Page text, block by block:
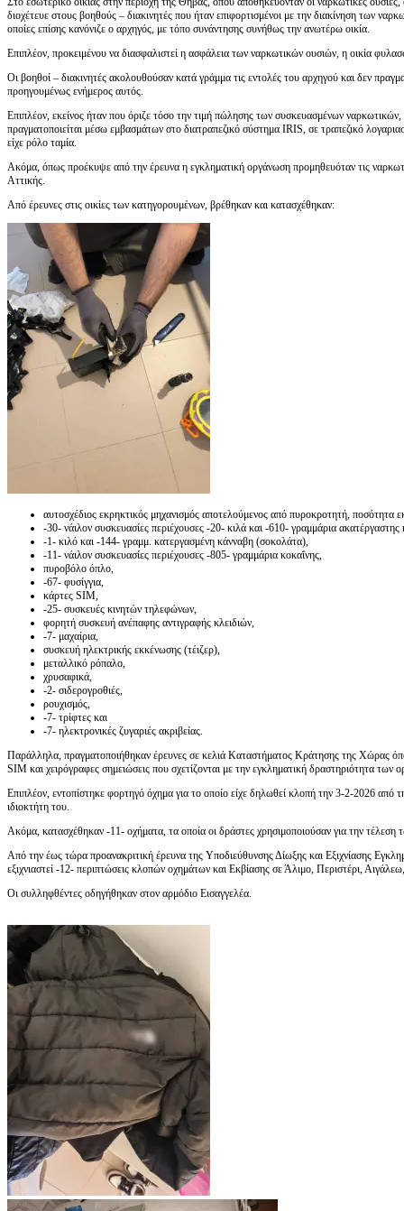
διοχέτευε στους βοηθούς – διακινητές που ήταν επιφορτισμένοι με την διακίνηση των
οποίες επίσης κανόνιζε ο αρχηγός, με τόπο συνάντησης συνήθως την ανωτέρω οικία.
Επιπλέον, προκειμένου να διασφαλιστεί η ασφάλεια των ναρκωτικών ουσιών, η οικία
Οι βοηθοί – διακινητές ακολουθούσαν κατά γράμμα τις εντολές του αρχηγού και δεν
προηγουμένως ενήμερος αυτός.
Επιπλέον, εκείνος ήταν που όριζε τόσο την τιμή πώλησης των συσκευασμένων
πραγματοποιείται μέσω εμβασμάτων στο διατραπεζικό σύστημα IRIS, σε τραπεζικό
είχε ρόλο ταμία.
Ακόμα, όπως προέκυψε από την έρευνα η εγκληματική οργάνωση προμηθευόταν τις
Αττικής.
Από έρευνες στις οικίες των κατηγορουμένων, βρέθηκαν και κατασχέθηκαν:
αυτοσχέδιος εκρηκτικός μηχανισμός αποτελούμενος από πυροκροτητή, ποσότητα
-30- νάιλον συσκευασίες περιέχουσες -20- κιλά και -610- γραμμάρια ακατέργαστης
-1- κιλό και -144- γραμμ. κατεργασμένη κάνναβη (σοκολάτα),
-11- νάιλον συσκευασίες περιέχουσες -805- γραμμάρια κοκαΐνης,
πυροβόλο όπλο,
-67- φυσίγγια,
κάρτες SIM,
-25- συσκευές κινητών τηλεφώνων,
φορητή συσκευή ανέπαφης αντιγραφής κλειδιών,
-7- μαχαίρια,
συσκευή ηλεκτρικής εκκένωσης (τέιζερ),
μεταλλικό ρόπαλο,
χρυσαφικά,
-2- σιδερογροθιές,
ρουχισμός,
-7- τρίφτες και
-7- ηλεκτρονικές ζυγαριές ακριβείας.
Παράλληλα, πραγματοποιήθηκαν έρευνες σε κελιά Καταστήματος Κράτησης της Χώρας
SIM και χειρόγραφες σημειώσεις που σχετίζονται με την εγκληματική δραστηριότητα των
Επιπλέον, εντοπίστηκε φορτηγό όχημα για το οποίο είχε δηλωθεί κλοπή την 3-2-2026 από
ιδιοκτήτη του.
Ακόμα, κατασχέθηκαν -11- οχήματα, τα οποία οι δράστες χρησιμοποιούσαν για την τέλεση
Από την έως τώρα προανακριτική έρευνα της Υποδιεύθυνσης Δίωξης και Εξιχνίασης
εξιχνιαστεί -12- περιπτώσεις κλοπών οχημάτων και Εκβίασης σε Άλιμο, Περιστέρι,
Οι συλληφθέντες οδηγήθηκαν στον αρμόδιο Εισαγγελέα.